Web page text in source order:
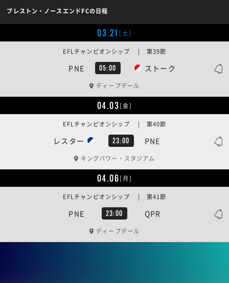
プレストン・ノースエンドFCの日程
03.21 [土]
PNE 05:00 ストーク
EFLチャンピオンシップ | 第39節
ディープデール
04.03[金]
レスター 23:00 PNE
EFLチャンピオンシップ | 第40節
キングパワー・スタジアム
04.06[月]
PNE 23:00 QPR
EFLチャンピオンシップ | 第41節
ディープデール